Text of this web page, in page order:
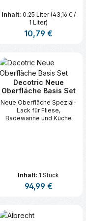
oder auch
Musikinstrumenten.
Inhalt: 0.25 Liter(43,16 € /
1 Liter)
Regulärer Preis:
10,79 €
Produkt
Decotric Neue
Oberfläche Basis Set
Neue Oberfläche Spezial-
Lack für Fliese,
Badewanne und Küche
Inhalt: 1 Stück
Regulärer Preis:
94,99 €
Produkt